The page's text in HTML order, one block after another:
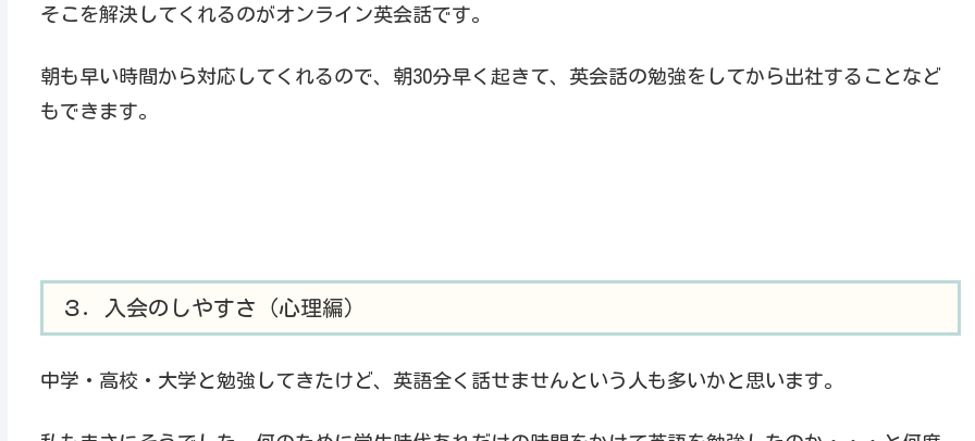
そこを解決してくれるのがオンライン英会話です。
朝も早い時間から対応してくれるので、朝30分早く起きて、英会話の勉強をしてから出社することなど
もできます。
３．入会のしやすさ（心理編）
中学・高校・大学と勉強してきたけど、英語全く話せませんという人も多いかと思います。